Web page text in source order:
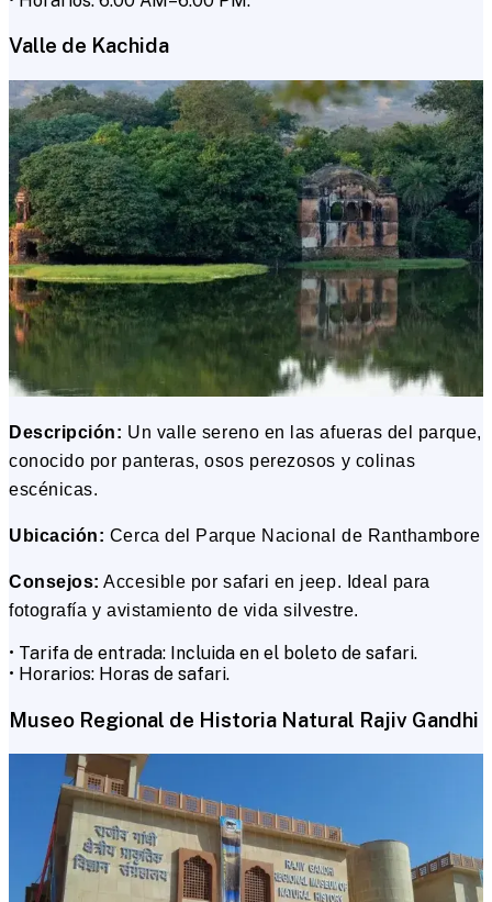
Valle de Kachida
Descripción: Un valle sereno en las afueras del parque,
conocido por panteras, osos perezosos y colinas
escénicas.
Ubicación: Cerca del Parque Nacional de Ranthambore
Consejos: Accesible por safari en jeep. Ideal para
fotografía y avistamiento de vida silvestre.
• Tarifa de entrada: Incluida en el boleto de safari.
• Horarios: Horas de safari.
Museo Regional de Historia Natural Rajiv Gandhi